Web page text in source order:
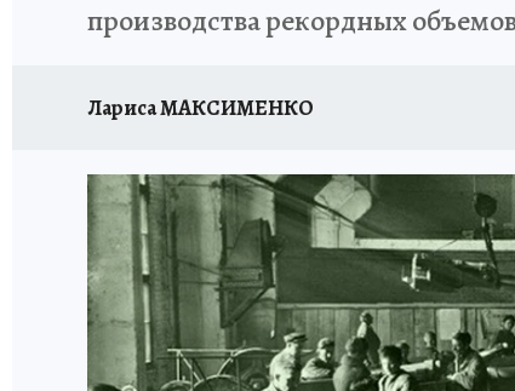
производства рекордных
Лариса МАКСИМЕНКО